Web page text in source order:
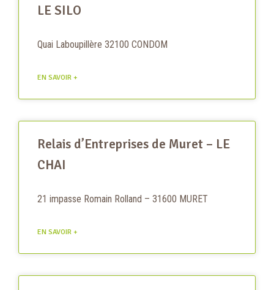
LE SILO
Quai Laboupillère 32100 CONDOM
EN SAVOIR +
Relais d’Entreprises de Muret – LE
CHAI
21 impasse Romain Rolland – 31600 MURET
EN SAVOIR +